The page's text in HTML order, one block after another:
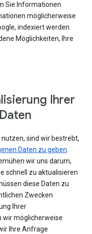
Sie Informationen
möglicherweise
indexiert werden.
Möglichkeiten, Ihre
Ihrer
sind wir bestrebt,
Daten zu geben.
wir uns darum,
schnell zu aktualisieren
diese Daten zu
Zwecken
Ihrer
wir möglicherweise
Ihre Anfrage